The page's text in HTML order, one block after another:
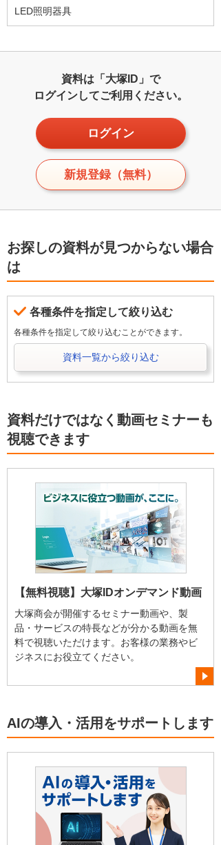
LED照明器具
資料は「大塚ID」で
ログインしてご利用ください。
ログイン
新規登録（無料）
お探しの資料が見つからない場合
は
各種条件を指定して絞り込む
各種条件を指定して絞り込むことができます。
資料一覧から絞り込む
資料だけではなく動画セミナーも
視聴できます
【無料視聴】大塚IDオンデマンド動画
大塚商会が開催するセミナー動画や、製
品・サービスの特長などが分かる動画を無
料で視聴いただけます。お客様の業務やビ
ジネスにお役立てください。
AIの導入・活用をサポートします